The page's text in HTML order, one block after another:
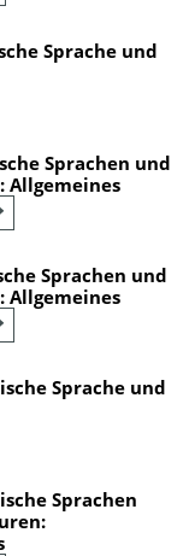
Sprache und
Sprachen und
Allgemeines
Sprachen und
Allgemeines
Sprache und
Sprachen